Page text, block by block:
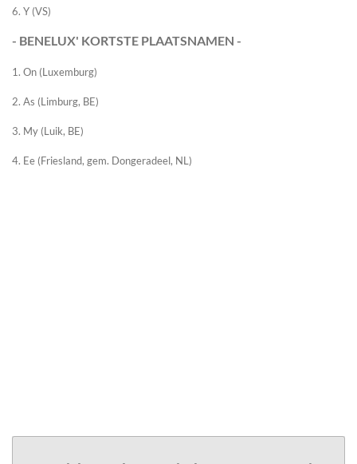
6. Y (VS)
- BENELUX' KORTSTE PLAATSNAMEN -
1. On (Luxemburg)
2. As (Limburg, BE)
3. My (Luik, BE)
4. Ee (Friesland, gem. Dongeradeel, NL)